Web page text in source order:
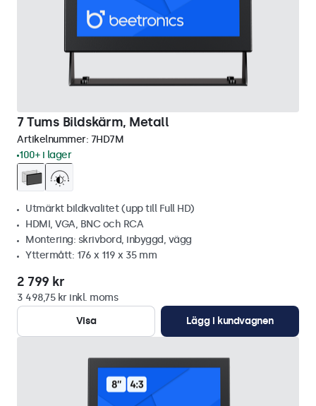
7 Tums Bildskärm, Metall
Artikelnummer: 7HD7M
100+ i lager
Utmärkt bildkvalitet (upp till Full HD)
HDMI, VGA, BNC och RCA
Montering: skrivbord, inbyggd, vägg
Yttermått: 176 x 119 x 35 mm
2 799 kr
3 498,75 kr inkl. moms
Visa
Lägg i kundvagnen